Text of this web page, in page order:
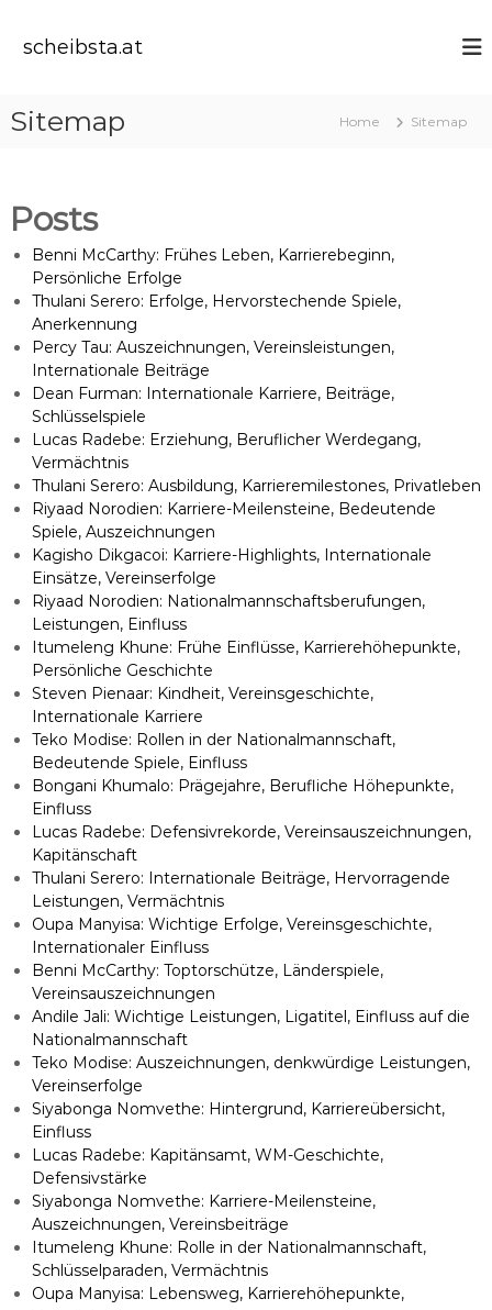
scheibsta.at
Sitemap Home Sitemap
Posts
Benni McCarthy: Frühes Leben, Karrierebeginn,
Persönliche Erfolge
Thulani Serero: Erfolge, Hervorstechende Spiele,
Anerkennung
Percy Tau: Auszeichnungen, Vereinsleistungen,
Internationale Beiträge
Dean Furman: Internationale Karriere, Beiträge,
Schlüsselspiele
Lucas Radebe: Erziehung, Beruflicher Werdegang,
Vermächtnis
Thulani Serero: Ausbildung, Karrieremilestones, Privatleben
Riyaad Norodien: Karriere-Meilensteine, Bedeutende
Spiele, Auszeichnungen
Kagisho Dikgacoi: Karriere-Highlights, Internationale
Einsätze, Vereinserfolge
Riyaad Norodien: Nationalmannschaftsberufungen,
Leistungen, Einfluss
Itumeleng Khune: Frühe Einflüsse, Karrierehöhepunkte,
Persönliche Geschichte
Steven Pienaar: Kindheit, Vereinsgeschichte,
Internationale Karriere
Teko Modise: Rollen in der Nationalmannschaft,
Bedeutende Spiele, Einfluss
Bongani Khumalo: Prägejahre, Berufliche Höhepunkte,
Einfluss
Lucas Radebe: Defensivrekorde, Vereinsauszeichnungen,
Kapitänschaft
Thulani Serero: Internationale Beiträge, Hervorragende
Leistungen, Vermächtnis
Oupa Manyisa: Wichtige Erfolge, Vereinsgeschichte,
Internationaler Einfluss
Benni McCarthy: Toptorschütze, Länderspiele,
Vereinsauszeichnungen
Andile Jali: Wichtige Leistungen, Ligatitel, Einfluss auf die
Nationalmannschaft
Teko Modise: Auszeichnungen, denkwürdige Leistungen,
Vereinserfolge
Siyabonga Nomvethe: Hintergrund, Karriereübersicht,
Einfluss
Lucas Radebe: Kapitänsamt, WM-Geschichte,
Defensivstärke
Siyabonga Nomvethe: Karriere-Meilensteine,
Auszeichnungen, Vereinsbeiträge
Itumeleng Khune: Rolle in der Nationalmannschaft,
Schlüsselparaden, Vermächtnis
Oupa Manyisa: Lebensweg, Karrierehöhepunkte,